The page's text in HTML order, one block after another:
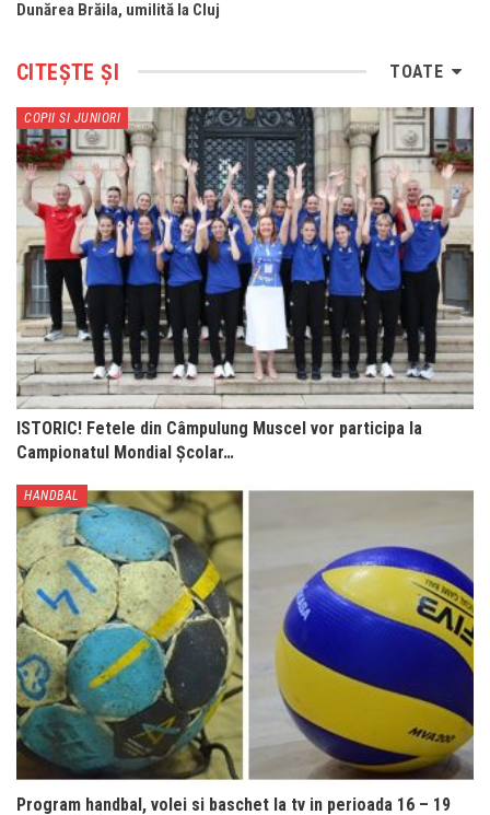
Dunărea Brăila, umilită la Cluj
TOATE
CITEȘTE ȘI
COPII SI JUNIORI
ISTORIC! Fetele din Câmpulung Muscel vor participa la
Campionatul Mondial Școlar…
HANDBAL
Program handbal, volei si baschet la tv in perioada 16 – 19